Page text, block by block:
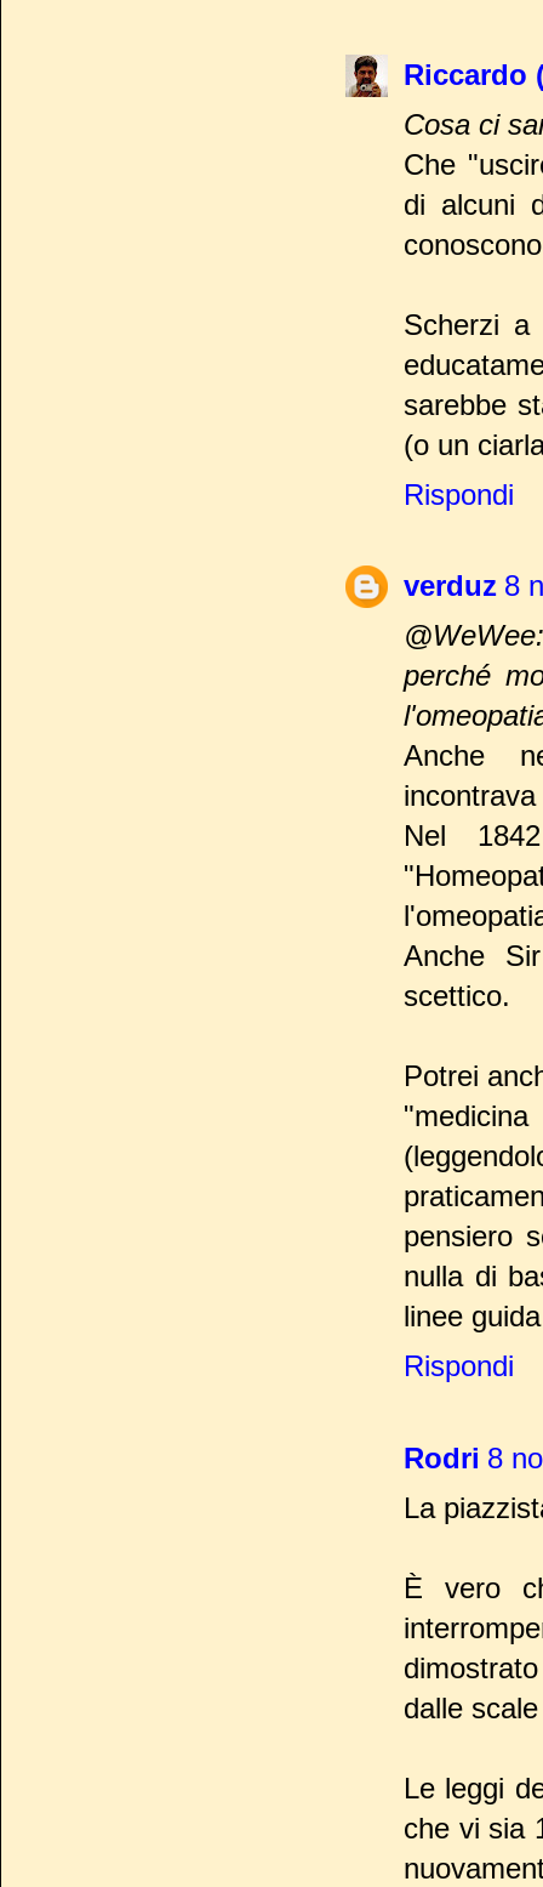
Riccardo
Cosa ci
Che
di alcuni
Scherzi a
sarebbe
(o un
Rispondi
verduz 8
perché
Anche
Nel
Anche
scettico.
Potrei
pensiero
nulla di
linee
Rispondi
Rodri 8
La
È vero
dalle
Le leggi
che vi sia